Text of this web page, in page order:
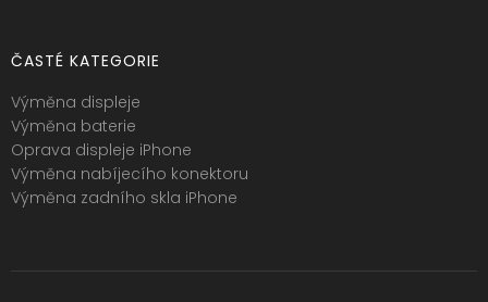
ČASTÉ KATEGORIE
Výměna displeje
Výměna baterie
Oprava displeje iPhone
Výměna nabíjecího konektoru
Výměna zadního skla iPhone